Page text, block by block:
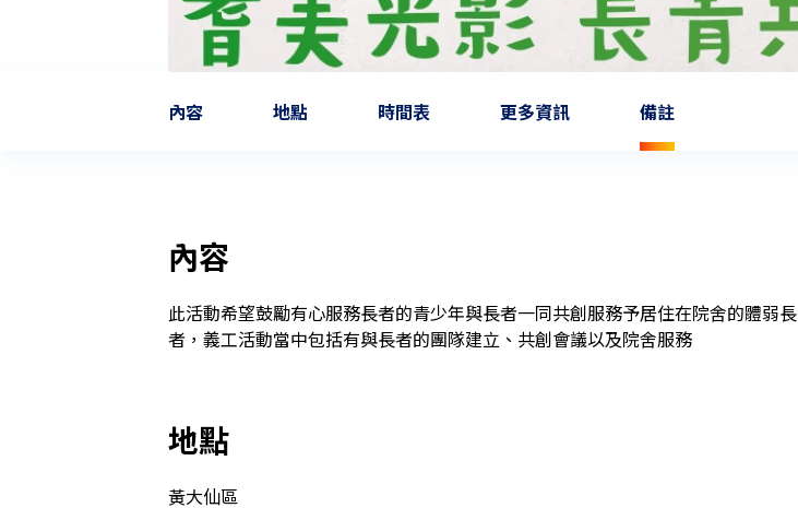
內容 地點 時間表 更多資訊 備註
內容
此活動希望鼓勵有心服務長者的青少年與長者一同共創服務予居住在院舍的體弱長
者，義工活動當中包括有與長者的團隊建立、共創會議以及院舍服務
地點
黃大仙區